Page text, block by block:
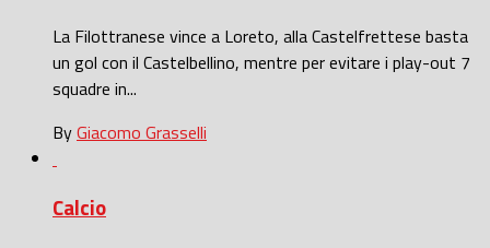
La Filottranese vince a Loreto, alla Castelfrettese basta
un gol con il Castelbellino, mentre per evitare i play-out 7
squadre in...
ByGiacomo Grasselli
Calcio